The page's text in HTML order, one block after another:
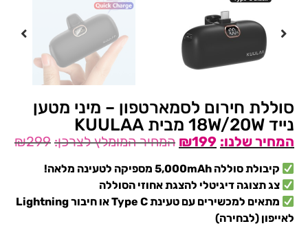
סוללת חירום לסמארטפון – מיני מטען
נייד 18W/20W מבית KUULAA
₪299 ₪199
קיבולת סוללה 5,000mAh מספיקה לטעינה מלאה!
צג תצוגה דיגיטלי להצגת אחוזי הסוללה
מתאים למכשירים עם טעינת Type C או חיבור Lightning
לאייפון (לבחירה)